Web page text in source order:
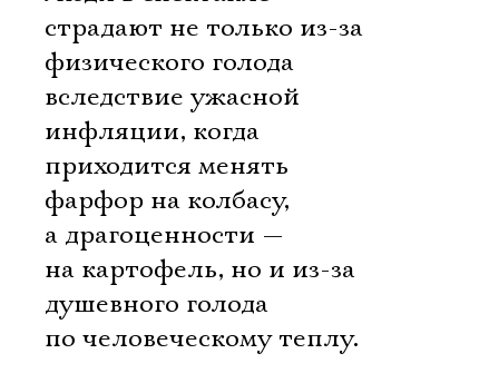
страдают не только из-за
физического голода
вследствие ужасной
инфляции, когда
приходится менять
фарфор на колбасу,
а драгоценности —
на картофель, но и из-за
душевного голода
по человеческому теплу.